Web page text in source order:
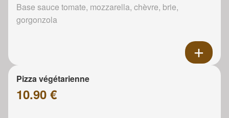
Base sauce tomate, mozzarella, chèvre, brie,
gorgonzola
Pizza végétarienne
10.90 €